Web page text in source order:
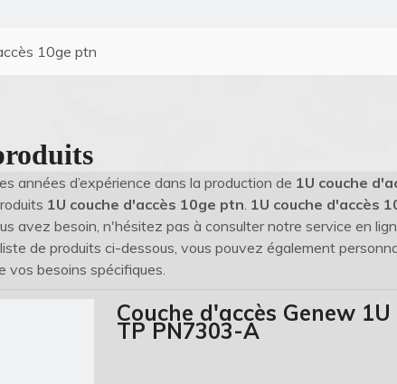
10ge ptn
années d’expérience dans la production de 1U couche
1U couche d'accès 10ge ptn. 1U couche d'accès
avez besoin, n'hésitez pas à consulter notre service en
de produits ci-dessous, vous pouvez également
vos besoins spécifiques.
Couche d'accès Genew 1U
TP PN7303-A